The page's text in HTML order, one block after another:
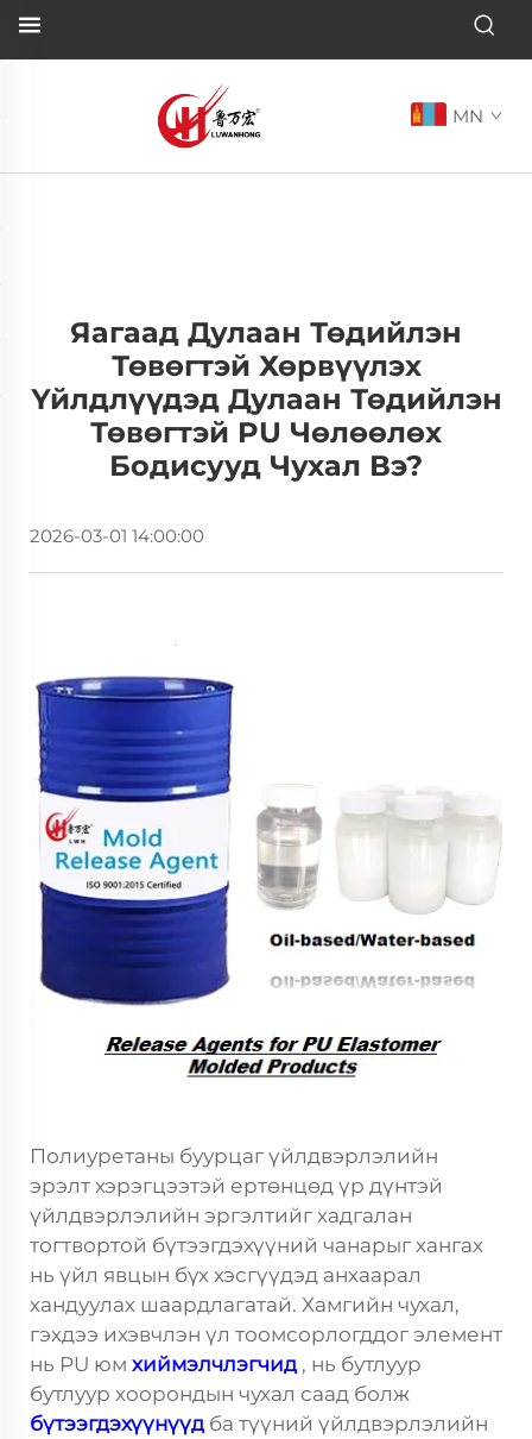
MN
Яагаад Дулаан Төдийлэн
Төвөгтэй Хөрвүүлэх
Үйлдлүүдэд Дулаан Төдийлэн
Төвөгтэй PU Чөлөөлөх
Бодисууд Чухал Вэ?
2026-03-01 14:00:00
Полиуретаны буурцаг үйлдвэрлэлийн
эрэлт хэрэгцээтэй ертөнцөд үр дүнтэй
үйлдвэрлэлийн эргэлтийг хадгалан
тогтвортой бүтээгдэхүүний чанарыг хангах
нь үйл явцын бүх хэсгүүдэд анхаарал
хандуулах шаардлагатай. Хамгийн чухал,
гэхдээ ихэвчлэн үл тоомсорлогддог элемент
нь PU юм хиймэлчлэгчид , нь бутлуур
бутлуур хоорондын чухал саад болж
бүтээгдэхүүнүүд ба түүний үйлдвэрлэлийн